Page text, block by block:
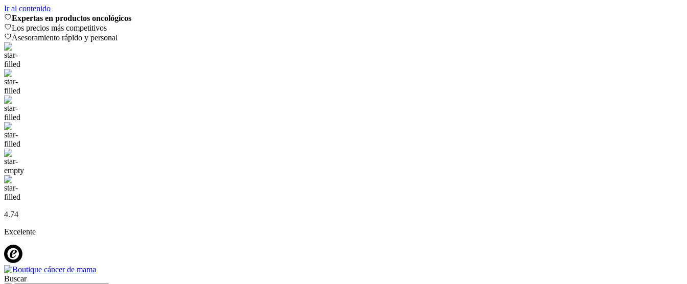
Ir al contenido
Expertas en productos oncológicos
Los precios más competitivos
Asesoramiento rápido y personal
4.74
Excelente
Buscar